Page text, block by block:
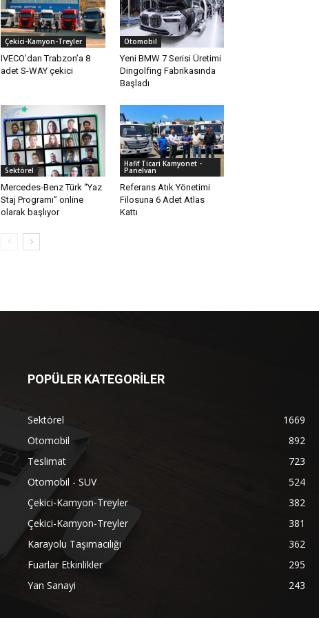
Çekici-Kamyon-Treyler
IVECO’dan Trabzon’a 8
adet S-WAY çekici
Otomobil
Yeni BMW 7 Serisi Üretimi
Dingolfing Fabrikasında
Başladı
Sektörel
Mercedes-Benz Türk “Yaz
Staj Programı” online
olarak başlıyor
Hafif Ticari Kamyonet -
Panelvan
Referans Atık Yönetimi
Filosuna 6 Adet Atlas
Kattı
POPÜLER KATEGORİLER
Sektörel
1669
Otomobil
892
Teslimat
723
Otomobil - SUV
524
Çekici-Kamyon-Treyler
382
Çekici-Kamyon-Treyler
381
Karayolu Taşımacılığı
362
Fuarlar Etkinlikler
295
Yan Sanayi
243